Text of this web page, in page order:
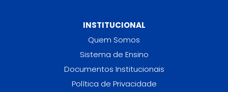
INSTITUCIONAL
Quem Somos
Sistema de Ensino
Documentos Institucionais
Política de Privacidade